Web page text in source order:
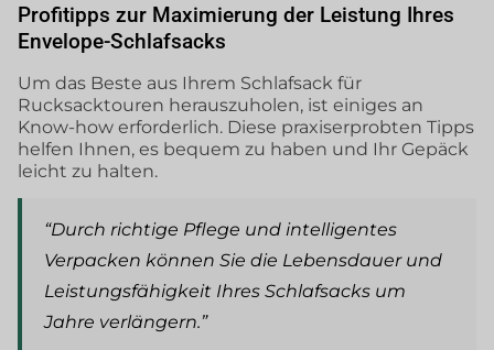
Profitipps zur Maximierung der Leistung Ihres
Envelope-Schlafsacks
Um das Beste aus Ihrem Schlafsack für
Rucksacktouren herauszuholen, ist einiges an
Know-how erforderlich. Diese praxiserprobten Tipps
helfen Ihnen, es bequem zu haben und Ihr Gepäck
leicht zu halten.
“Durch richtige Pflege und intelligentes
Verpacken können Sie die Lebensdauer und
Leistungsfähigkeit Ihres Schlafsacks um
Jahre verlängern.”